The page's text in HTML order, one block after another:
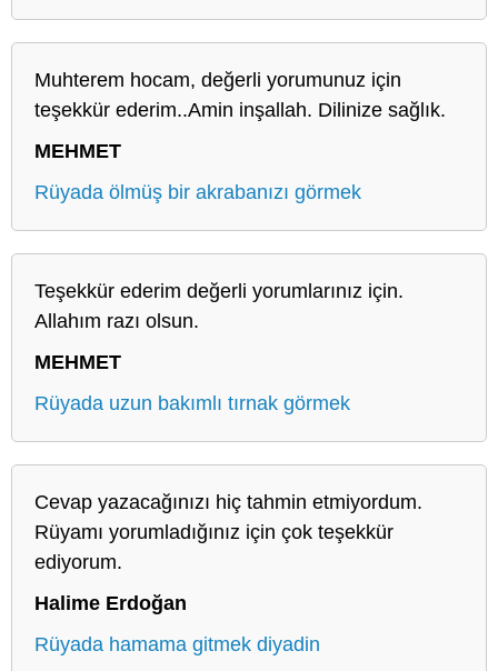
Muhterem hocam, değerli yorumunuz için
teşekkür ederim..Amin inşallah. Dilinize sağlık.
MEHMET
Rüyada ölmüş bir akrabanızı görmek
Teşekkür ederim değerli yorumlarınız için.
Allahım razı olsun.
MEHMET
Rüyada uzun bakımlı tırnak görmek
Cevap yazacağınızı hiç tahmin etmiyordum.
Rüyamı yorumladığınız için çok teşekkür
ediyorum.
Halime Erdoğan
Rüyada hamama gitmek diyadin